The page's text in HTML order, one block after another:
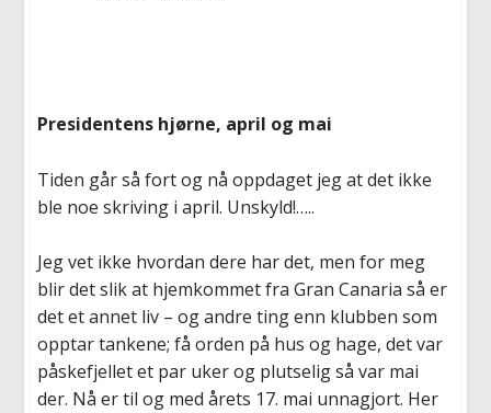
Presidentens hjørne, april og mai
Tiden går så fort og nå oppdaget jeg at det ikke
ble noe skriving i april. Unskyld!…..
Jeg vet ikke hvordan dere har det, men for meg
blir det slik at hjemkommet fra Gran Canaria så er
det et annet liv – og andre ting enn klubben som
opptar tankene; få orden på hus og hage, det var
påskefjellet et par uker og plutselig så var mai
der. Nå er til og med årets 17. mai unnagjort. Her